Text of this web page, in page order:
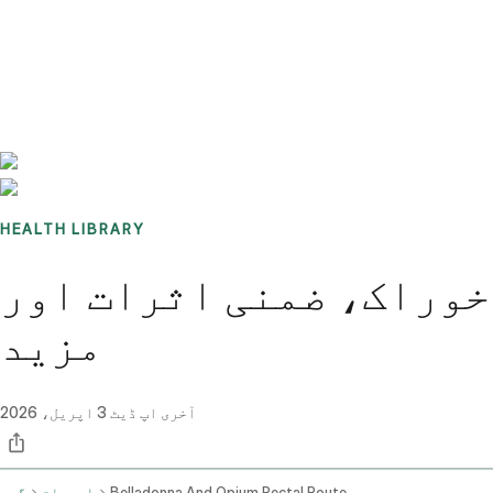
HEALTH LIBRARY
ضمنی اثرات اور
مزید
آخری اپ ڈیٹ 3 اپریل، 2026